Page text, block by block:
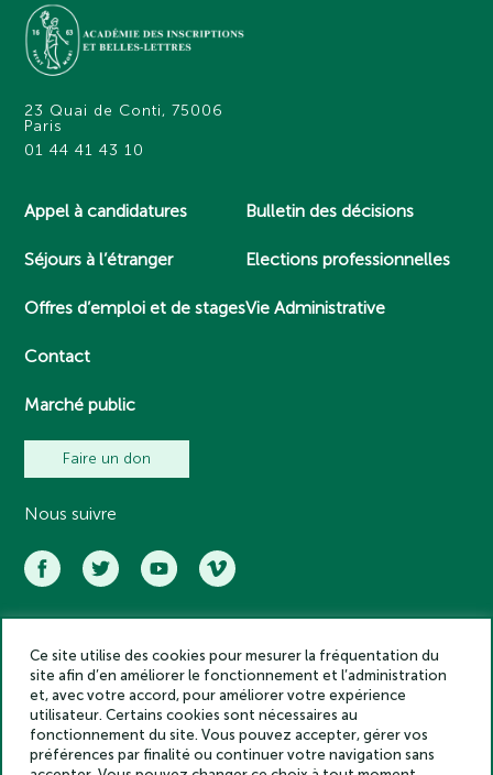
23 Quai de Conti, 75006
Paris
01 44 41 43 10
Appel à candidatures
Séjours à l’étranger
Offres d’emploi et de stages
Contact
Marché public
Bulletin des décisions
Elections professionnelles
Vie Administrative
Faire un don
Nous suivre
Académie des inscriptions et belles lettres – Tous droits réservés
2025
Politique de confidentialité
Mentions légales
Crédits
Ce site utilise des cookies pour mesurer la fréquentation du
site afin d’en améliorer le fonctionnement et l’administration
et, avec votre accord, pour améliorer votre expérience
utilisateur. Certains cookies sont nécessaires au
fonctionnement du site. Vous pouvez accepter, gérer vos
préférences par finalité ou continuer votre navigation sans